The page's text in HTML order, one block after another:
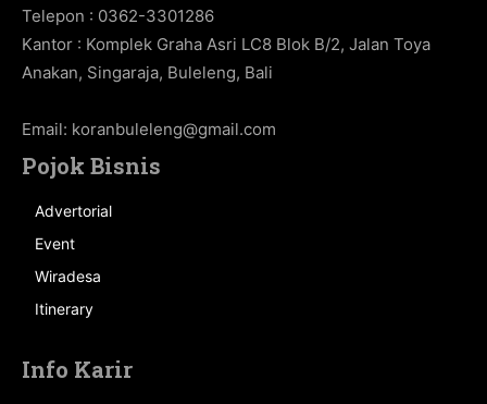
Telepon : 0362-3301286
Kantor : Komplek Graha Asri LC8 Blok B/2, Jalan Toya
Anakan, Singaraja, Buleleng, Bali
Email: koranbuleleng@gmail.com
Pojok Bisnis
Advertorial
Event
Wiradesa
Itinerary
Info Karir